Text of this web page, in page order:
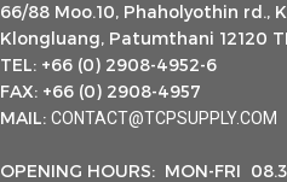
66/88 Moo.10, Phaholyothin rd.,
Klongluang, Patumthani 12120
TEL: +66 (0) 2908-4952-6
FAX: +66 (0) 2908-4957
MAIL: CONTACT@TCPSUPPLY.COM
OPENING HOURS: MON-FRI